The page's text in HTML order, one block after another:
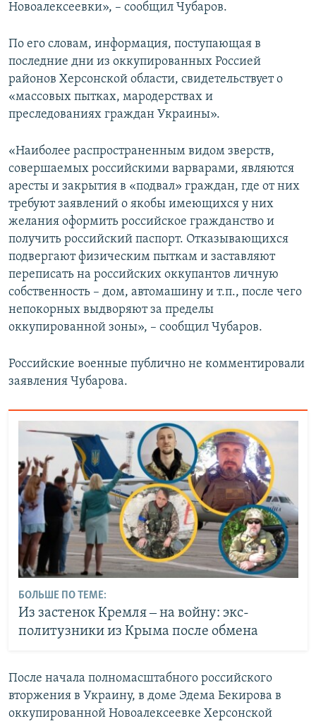
Новоалексеевки», – сообщил Чубаров.
По его словам, информация, поступающая в
последние дни из оккупированных Россией
районов Херсонской области, свидетельствует о
«массовых пытках, мародерствах и
преследованиях граждан Украины».
«Наиболее распространенным видом зверств,
совершаемых российскими варварами, являются
аресты и закрытия в «подвал» граждан, где от них
требуют заявлений о якобы имеющихся у них
желания оформить российское гражданство и
получить российский паспорт. Отказывающихся
подвергают физическим пыткам и заставляют
переписать на российских оккупантов личную
собственность – дом, автомашину и т.п., после чего
непокорных выдворяют за пределы
оккупированной зоны», – сообщил Чубаров.
Российские военные публично не комментировали
заявления Чубарова.
БОЛЬШЕ ПО ТЕМЕ:
Из застенок Кремля ‒ на войну: экс-
политузники из Крыма после обмена
После начала полномасштабного российского
вторжения в Украину, в доме Эдема Бекирова в
оккупированной Новоалексеевке Херсонской